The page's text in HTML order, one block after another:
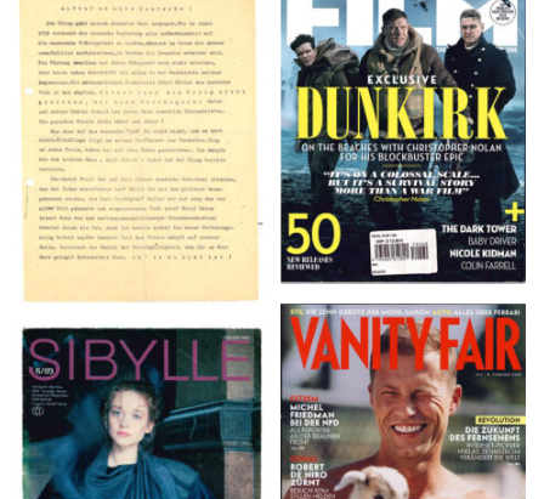
TOTAL FILM #260 –
SUMMER 2017
Flugblätter der Weissen
Rose – V, Januar 1943
VANITY FAIR – Nr. 7 –
8. Februar 2007
SIBYLLE 6/89